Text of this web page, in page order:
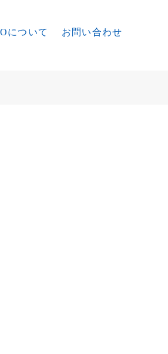
について お問い合わせ